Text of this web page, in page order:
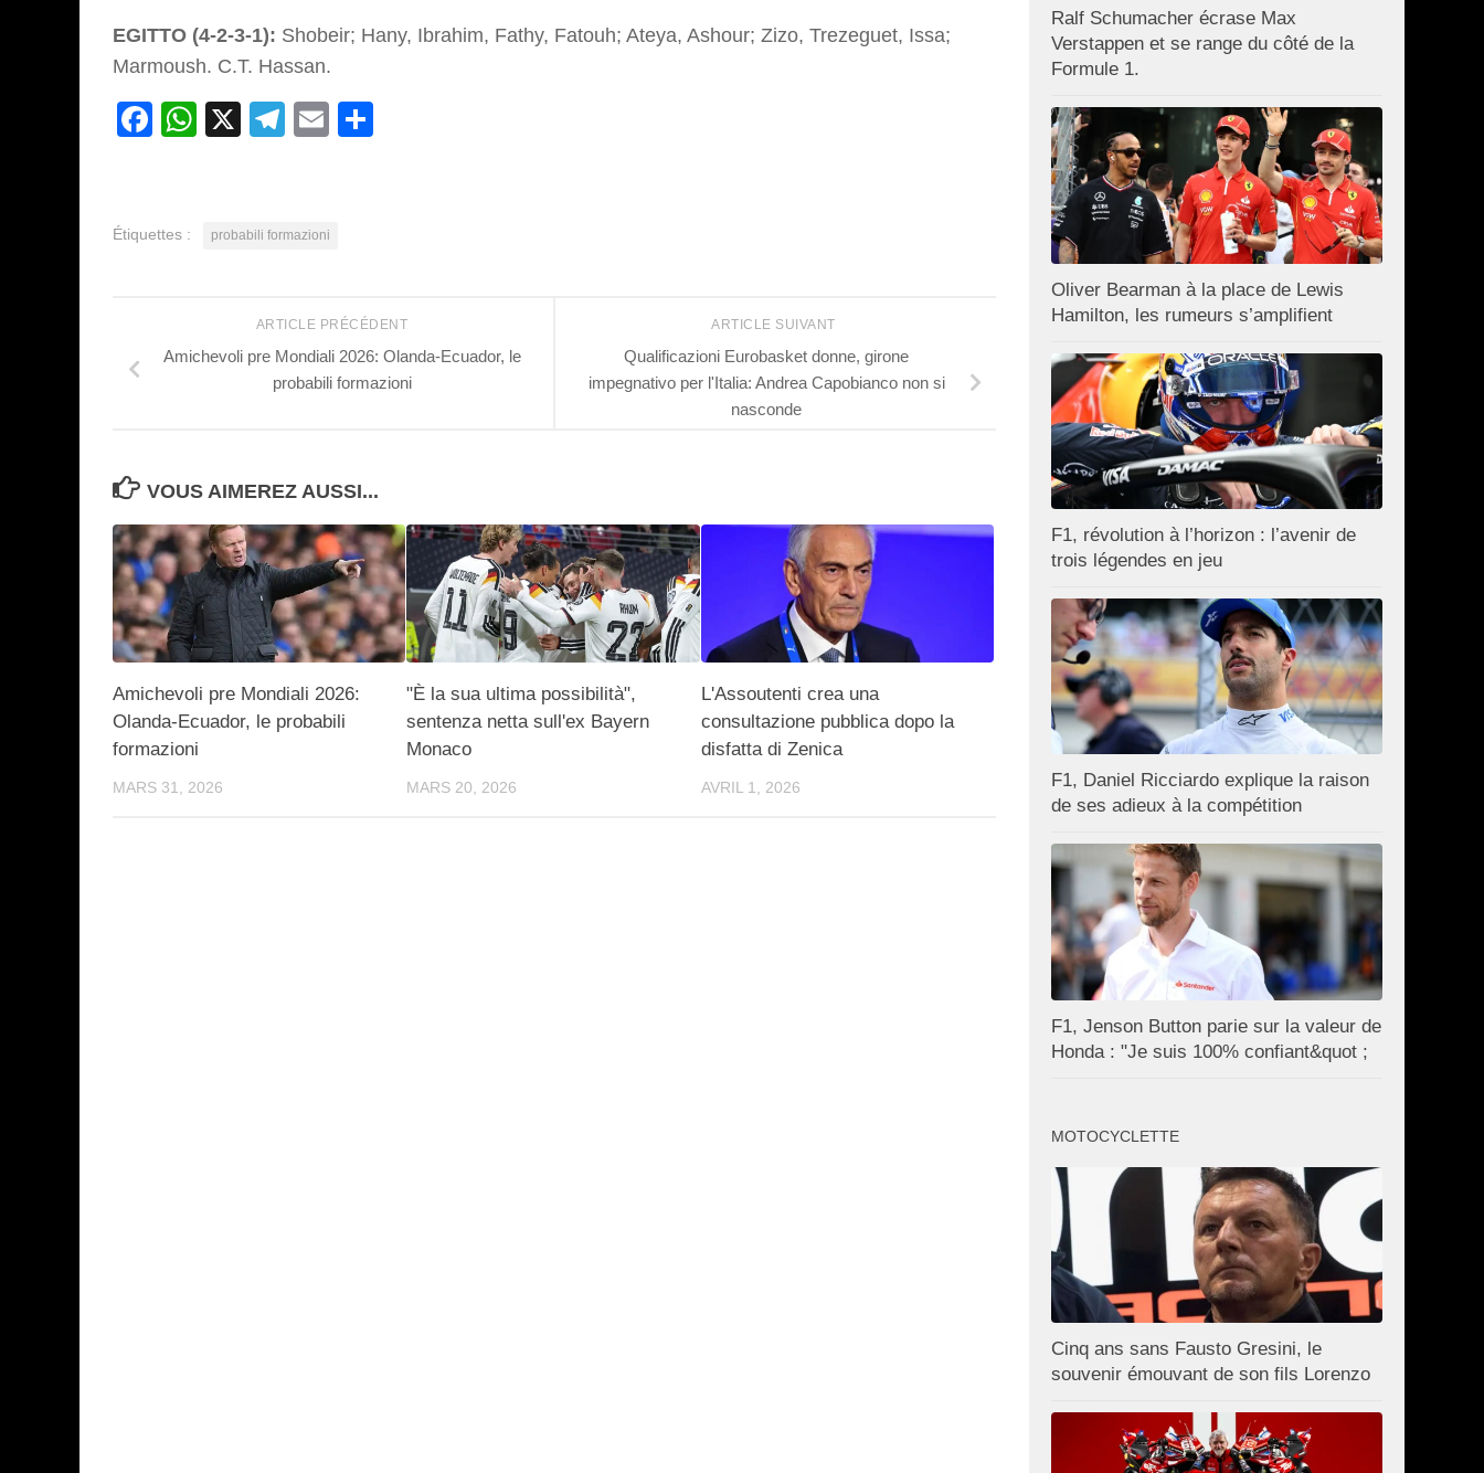
EGITTO (4-2-3-1): Shobeir; Hany, Ibrahim, Fathy, Fatouh; Ateya, Ashour; Zizo, Trezeguet, Issa;
Marmoush. C.T. Hassan.
Facebook
WhatsApp
X Telegram
Email
Étiquettes : probabili formazioni
ARTICLE SUIVANT
Qualificazioni Eurobasket donne, girone
impegnativo per l'Italia: Andrea Capobianco non si
nasconde
ARTICLE PRÉCÉDENT
Amichevoli pre Mondiali 2026: Olanda-Ecuador, le
probabili formazioni
VOUS AIMEREZ AUSSI...
Amichevoli pre Mondiali 2026:
Olanda-Ecuador, le probabili
formazioni
MARS 31, 2026
"È la sua ultima possibilità",
sentenza netta sull'ex Bayern
Monaco
MARS 20, 2026
L'Assoutenti crea una
consultazione pubblica dopo la
disfatta di Zenica
AVRIL 1, 2026
Ralf Schumacher écrase Max
Verstappen et se range du côté de la
Formule 1.
Oliver Bearman à la place de Lewis
Hamilton, les rumeurs s’amplifient
F1, révolution à l’horizon : l’avenir de
trois légendes en jeu
F1, Daniel Ricciardo explique la raison
de ses adieux à la compétition
F1, Jenson Button parie sur la valeur de
Honda : "Je suis 100% confiant&quot ;
MOTOCYCLETTE
Cinq ans sans Fausto Gresini, le
souvenir émouvant de son fils Lorenzo